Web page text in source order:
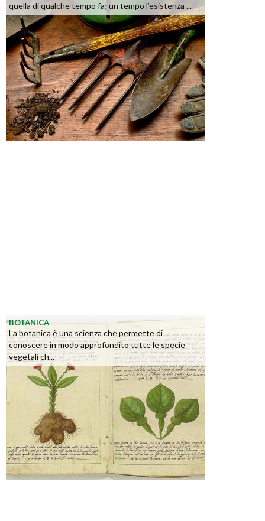
quella di qualche tempo fa; un tempo l’esistenza ...
BOTANICA
La botanica è una scienza che permette di
conoscere in modo approfondito tutte le specie
vegetali ch...